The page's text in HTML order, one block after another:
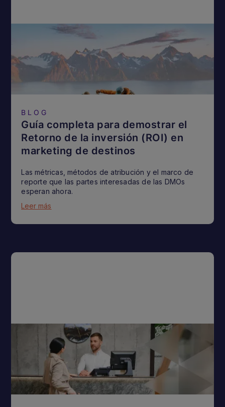
BLOG
Guía completa para demostrar el
Retorno de la inversión (ROI) en
marketing de destinos
Las métricas, métodos de atribución y el marco de
reporte que las partes interesadas de las DMOs
esperan ahora.
Leer más